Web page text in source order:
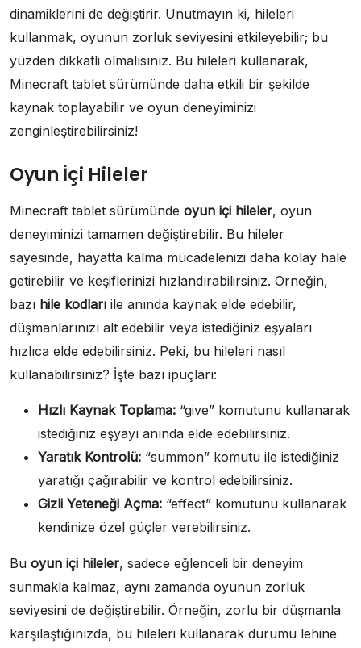
dinamiklerini de değiştirir. Unutmayın ki, hileleri
kullanmak, oyunun zorluk seviyesini etkileyebilir; bu
yüzden dikkatli olmalısınız. Bu hileleri kullanarak,
Minecraft tablet sürümünde daha etkili bir şekilde
kaynak toplayabilir ve oyun deneyiminizi
zenginleştirebilirsiniz!
Oyun İçi Hileler
Minecraft tablet sürümünde oyun içi hileler, oyun
deneyiminizi tamamen değiştirebilir. Bu hileler
sayesinde, hayatta kalma mücadelenizi daha kolay hale
getirebilir ve keşiflerinizi hızlandırabilirsiniz. Örneğin,
bazı hile kodları ile anında kaynak elde edebilir,
düşmanlarınızı alt edebilir veya istediğiniz eşyaları
hızlıca elde edebilirsiniz. Peki, bu hileleri nasıl
kullanabilirsiniz? İşte bazı ipuçları:
Hızlı Kaynak Toplama: “give” komutunu kullanarak
istediğiniz eşyayı anında elde edebilirsiniz.
Yaratık Kontrolü: “summon” komutu ile istediğiniz
yaratığı çağırabilir ve kontrol edebilirsiniz.
Gizli Yeteneği Açma: “effect” komutunu kullanarak
kendinize özel güçler verebilirsiniz.
Bu oyun içi hileler, sadece eğlenceli bir deneyim
sunmakla kalmaz, aynı zamanda oyunun zorluk
seviyesini de değiştirebilir. Örneğin, zorlu bir düşmanla
karşılaştığınızda, bu hileleri kullanarak durumu lehine